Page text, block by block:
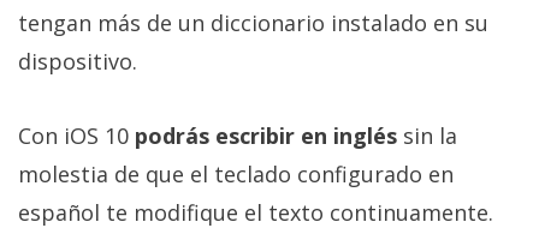
tengan más de un diccionario instalado en su
dispositivo.
Con iOS 10 podrás escribir en inglés sin la
molestia de que el teclado configurado en
español te modifique el texto continuamente.